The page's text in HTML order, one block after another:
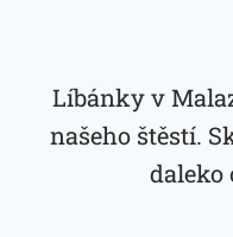
Líbánky v
našeho štěstí.
daleko